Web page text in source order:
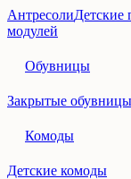
АнтресолиДетские
модулей
Обувницы
Закрытые обувницы
Комоды
Детские комоды